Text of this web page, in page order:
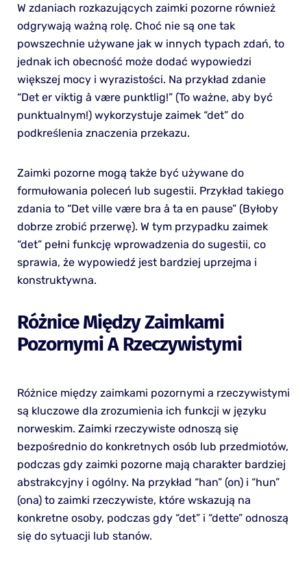
W zdaniach rozkazujących zaimki pozorne również
odgrywają ważną rolę. Choć nie są one tak
powszechnie używane jak w innych typach zdań, to
jednak ich obecność może dodać wypowiedzi
większej mocy i wyrazistości. Na przykład zdanie
“Det er viktig å være punktlig!” (To ważne, aby być
punktualnym!) wykorzystuje zaimek “det” do
podkreślenia znaczenia przekazu.
Zaimki pozorne mogą także być używane do
formułowania poleceń lub sugestii. Przykład takiego
zdania to “Det ville være bra å ta en pause” (Byłoby
dobrze zrobić przerwę). W tym przypadku zaimek
“det” pełni funkcję wprowadzenia do sugestii, co
sprawia, że wypowiedź jest bardziej uprzejma i
konstruktywna.
Różnice Między Zaimkami
Pozornymi A Rzeczywistymi
Różnice między zaimkami pozornymi a rzeczywistymi
są kluczowe dla zrozumienia ich funkcji w języku
norweskim. Zaimki rzeczywiste odnoszą się
bezpośrednio do konkretnych osób lub przedmiotów,
podczas gdy zaimki pozorne mają charakter bardziej
abstrakcyjny i ogólny. Na przykład “han” (on) i “hun”
(ona) to zaimki rzeczywiste, które wskazują na
konkretne osoby, podczas gdy “det” i “dette” odnoszą
się do sytuacji lub stanów.